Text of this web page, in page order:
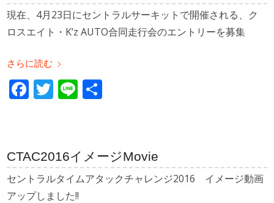
現在、4月23日にセントラルサーキットで開催される、ク
ロスエイト・K’z AUTO合同走行会のエントリーを募集
さらに読む
Facebook
Twitter
Line
CTAC2016イメージMovie
セントラルタイムアタックチャレンジ2016 イメージ動画
アップしました!!